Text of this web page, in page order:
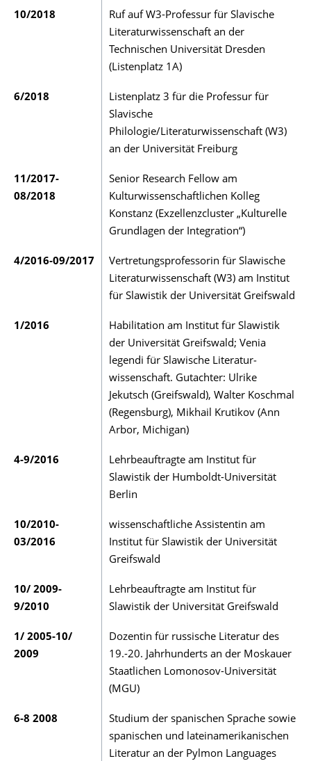
10/2018
Ruf auf W3-Professur für Slavische
Literaturwissenschaft an der
Technischen Universität Dresden
(Listenplatz 1A)
6/2018
Listenplatz 3 für die Professur für
Slavische
Philologie/Literaturwissenschaft (W3)
an der Universität Freiburg
11/2017-
08/2018
Senior Research Fellow am
Kulturwissenschaftlichen Kolleg
Konstanz (Exzellenzcluster „Kulturelle
Grundlagen der Integration“)
4/2016-09/2017
Vertretungsprofessorin für Slawische
Literaturwis­sen­schaft (W3) am Institut
für Slawistik der Uni­­versität Greifs­wald
1/2016
Habilitation am Institut für Slawistik
der Universität Greif­s­wald; Venia
legendi für Slawische Lite­ra­tur­
wissenschaft. Gutachter: Ulrike
Jekutsch (Greifs­wald), Walter Koschmal
(Regensburg), Mikhail Kru­tikov (Ann
Arbor, Michigan)
4-9/2016
Lehrbeauftragte am Institut für
Slawistik der Hum­boldt-Universität
Berlin
10/2010-
03/2016
wissenschaftliche Assistentin am
Institut für Slawistik der Uni­­versität
Greifswald
10/ 2009-
9/2010
Lehrbeauftragte am Institut für
Slawistik der Universität Greifs­wald
1/ 2005-10/
2009
Dozentin für russische Literatur des
19.-20. Jahrhun­der­ts an der Mos­kauer
Staatlichen Lomono­sov-Universi­tät
(MGU)
6-8 2008
Studium der spanischen Sprache sowie
spanischen und lateinamerikanischen
Literatur an der Pylmon Languages